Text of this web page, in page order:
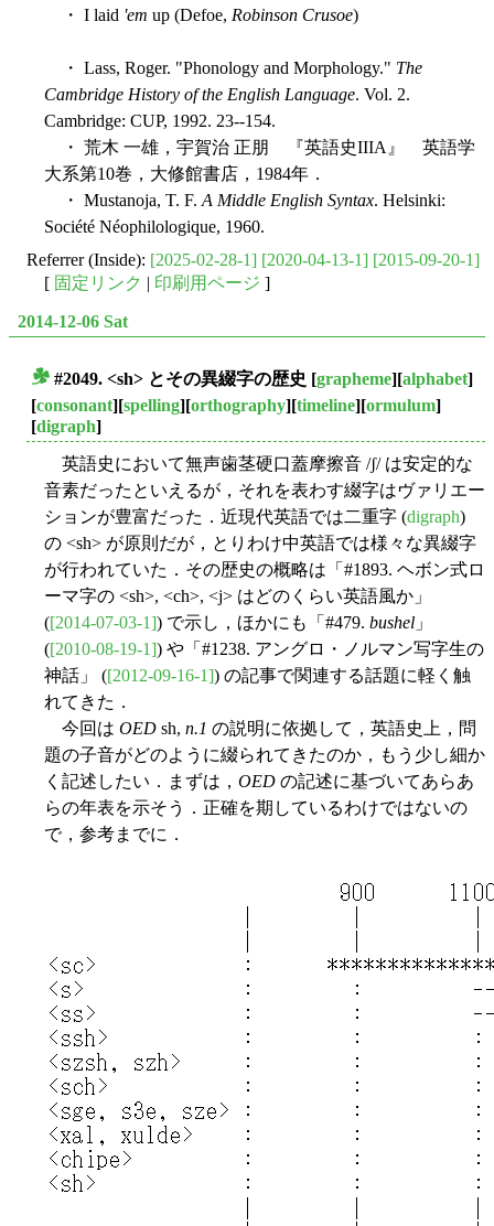
・ I laid 'em up (Defoe, Robinson Crusoe)
・ Lass, Roger. "Phonology and Morphology." The
Cambridge History of the English Language. Vol. 2.
Cambridge: CUP, 1992. 23--154.
・ 荒木 一雄，宇賀治 正朋 『英語史IIIA』 英語学
大系第10巻，大修館書店，1984年．
・ Mustanoja, T. F. A Middle English Syntax. Helsinki:
Société Néophilologique, 1960.
Referrer (Inside): [2025-02-28-1] [2020-04-13-1] [2015-09-20-1]
[ 固定リンク | 印刷用ページ ]
2014-12-06 Sat
#2049. <sh> とその異綴字の歴史 [grapheme][alphabet]
[consonant][spelling][orthography][timeline][ormulum]
[digraph]
英語史において無声歯茎硬口蓋摩擦音 /ʃ/ は安定的な
音素だったといえるが，それを表わす綴字はヴァリエー
ションが豊富だった．近現代英語では二重字 (digraph)
の <sh> が原則だが，とりわけ中英語では様々な異綴字
が行われていた．その歴史の概略は「#1893. ヘボン式ロ
ーマ字の <sh>, <ch>, <j> はどのくらい英語風か」
([2014-07-03-1]) で示し，ほかにも「#479. bushel 」
([2010-08-19-1]) や「#1238. アングロ・ノルマン写字生の
神話」 ([2012-09-16-1]) の記事で関連する話題に軽く触
れてきた．
今回は OED sh, n.1 の説明に依拠して，英語史上，問
題の子音がどのように綴られてきたのか，もう少し細か
く記述したい．まずは， OED の記述に基づいてあらあ
らの年表を示そう．正確を期しているわけではないの
で，参考までに．